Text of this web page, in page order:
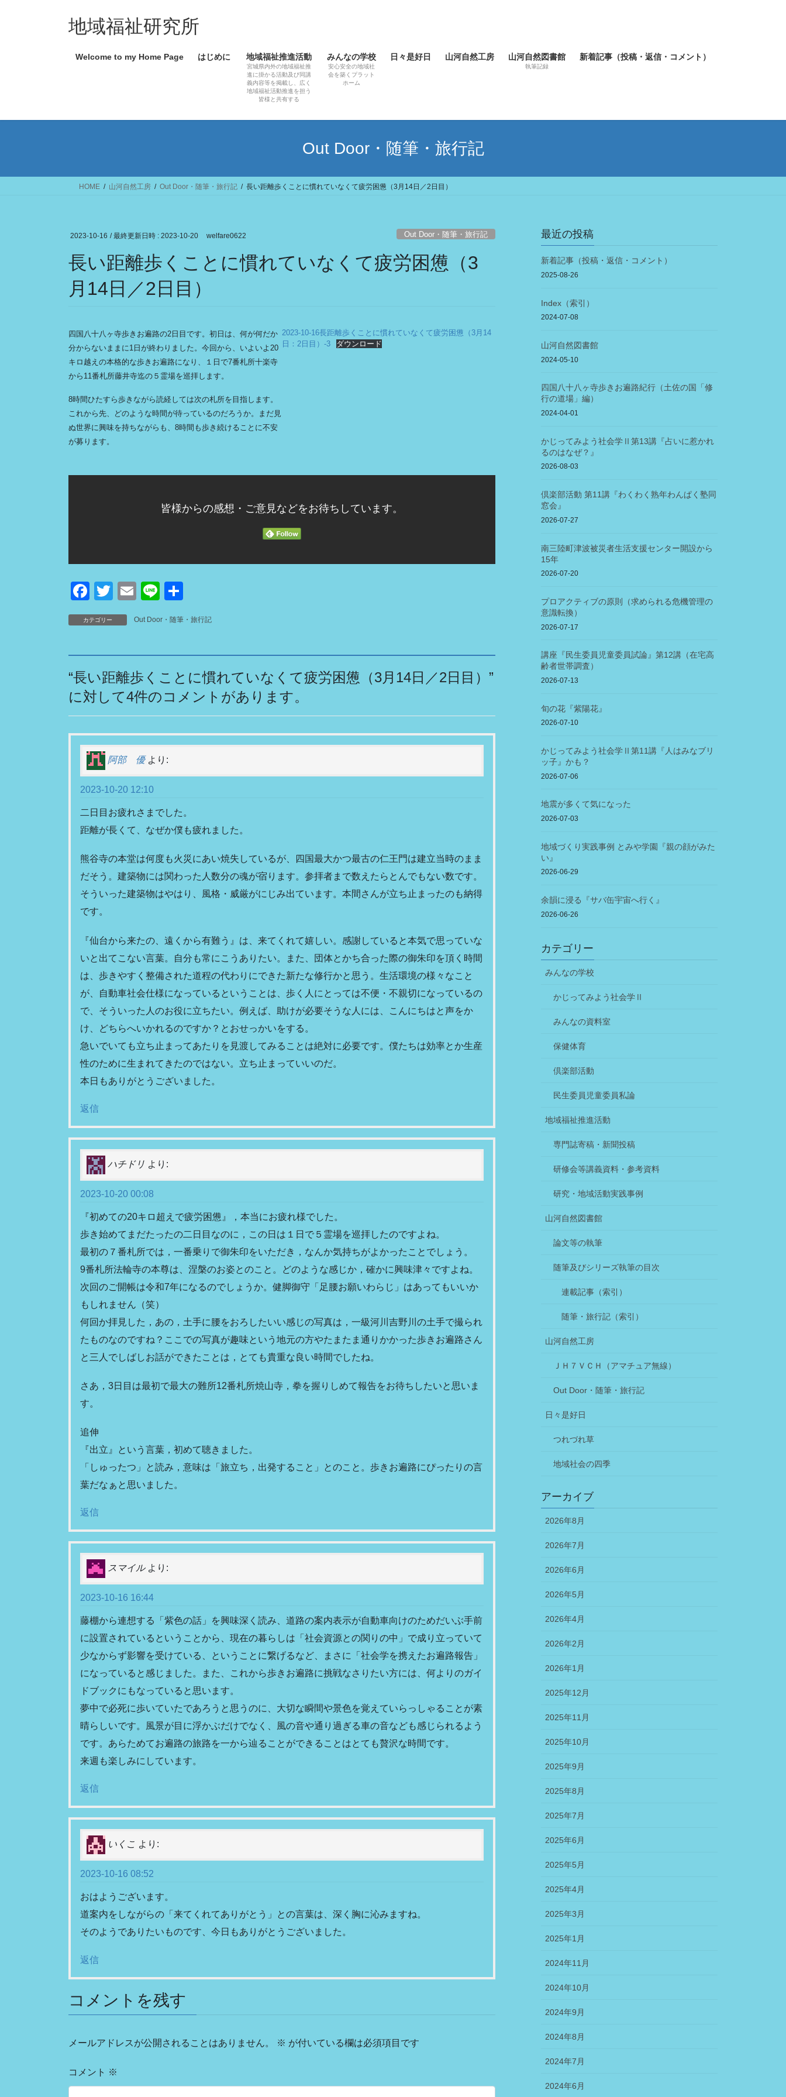
ッ
移
地域福祉研究所
Welcome to my Home Page はじめに 地域福祉推進活動
宮城県内外の地域福祉推
進に掛かる活動及び同講
義内容等を掲載し、広く
地域福祉活動推進を担う
皆様と共有する
みんなの学校
安心安全の地域社
会を築くプラット
ホーム
日々是好日 山河自然工房 山河自然図書館
執筆記録
新着記事（投稿・返信・コメント）
Out Door・随筆・旅行記
HOME 山河自然工房 Out Door・随筆・旅行記 長い距離歩くことに慣れていなくて疲労困憊（3月14日／2日目）
2023-10-16 / 最終更新日時 : 2023-10-20 welfare0622 Out Door・随筆・旅行記
長い距離歩くことに慣れていなくて疲労困憊（3
月14日／2日目）
四国八十八ヶ寺歩きお遍路の2日目です。初日は、何が何だか
分からないままに1日が終わりました。今回から、いよいよ20
キロ越えの本格的な歩きお遍路になり、１日で7番札所十楽寺
から11番札所藤井寺迄の５霊場を巡拝します。
8時間ひたすら歩きながら読経しては次の札所を目指します。
これから先、どのような時間が待っているのだろうか。まだ見
ぬ世界に興味を持ちながらも、8時間も歩き続けることに不安
が募ります。
2023-10-16長距離歩くことに慣れていなくて疲労困憊（3月14
日：2日目）-3
ダウンロード
皆様からの感想・ご意見などをお待ちしています。
F
a
c
o
o
k
T
wi
tt
E
ail
Li
e
カテゴリー Out Door・随筆・旅行記
“長い距離歩くことに慣れていなくて疲労困憊（3月14日／2日目） ”
に対して4件のコメントがあります。
阿部 優 より:
2023-10-20 12:10
二日目お疲れさまでした。
距離が長くて、なぜか僕も疲れました。
熊谷寺の本堂は何度も火災にあい焼失しているが、四国最大かつ最古の仁王門は建立当時のまま
だそう。建築物には関わった人数分の魂が宿ります。参拝者まで数えたらとんでもない数です。
そういった建築物はやはり、風格・威厳がにじみ出ています。本間さんが立ち止まったのも納得
です。
『仙台から来たの、遠くから有難う』は、来てくれて嬉しい。感謝していると本気で思っていな
いと出てこない言葉。自分も常にこうありたい。また、団体とかち合った際の御朱印を頂く時間
は、歩きやすく整備された道程の代わりにできた新たな修行かと思う。生活環境の様々なこと
が、自動車社会仕様になっているということは、歩く人にとっては不便・不親切になっているの
で、そういった人のお役に立ちたい。例えば、助けが必要そうな人には、こんにちはと声をか
け、どちらへいかれるのですか？とおせっかいをする。
急いでいても立ち止まってあたりを見渡してみることは絶対に必要です。僕たちは効率とか生産
性のために生まれてきたのではない。立ち止まっていいのだ。
本日もありがとうございました。
返信
ハチドリ より:
2023-10-20 00:08
『初めての20キロ超えで疲労困憊』，本当にお疲れ様でした。
歩き始めてまだたったの二日目なのに，この日は１日で５霊場を巡拝したのですよね。
最初の７番札所では，一番乗りで御朱印をいただき，なんか気持ちがよかったことでしょう。
9番札所法輪寺の本尊は、涅槃のお姿とのこと。どのような感じか，確かに興味津々ですよね。
次回のご開帳は令和7年になるのでしょうか。健脚御守「足腰お願いわらじ」はあってもいいか
もしれません（笑）
何回か拝見した，あの，土手に腰をおろしたいい感じの写真は，一級河川吉野川の土手で撮られ
たものなのですね？ここでの写真が趣味という地元の方やたまたま通りかかった歩きお遍路さん
と三人でしばしお話ができたことは，とても貴重な良い時間でしたね。
さあ，3日目は最初で最大の難所12番札所焼山寺，拳を握りしめて報告をお待ちしたいと思いま
す。
追伸
『出立』という言葉，初めて聴きました。
「しゅったつ」と読み，意味は「旅立ち，出発すること」とのこと。歩きお遍路にぴったりの言
葉だなぁと思いました。
返信
スマイル より:
2023-10-16 16:44
藤棚から連想する「紫色の話」を興味深く読み、道路の案内表示が自動車向けのためだいぶ手前
に設置されているということから、現在の暮らしは「社会資源との関りの中」で成り立っていて
少なからず影響を受けている、ということに繋げるなど、まさに「社会学を携えたお遍路報告」
になっていると感じました。また、これから歩きお遍路に挑戦なさりたい方には、何よりのガイ
ドブックにもなっていると思います。
夢中で必死に歩いていたであろうと思うのに、大切な瞬間や景色を覚えていらっしゃることが素
晴らしいです。風景が目に浮かぶだけでなく、風の音や通り過ぎる車の音なども感じられるよう
です。あらためてお遍路の旅路を一から辿ることができることはとても贅沢な時間です。
来週も楽しみにしています。
返信
いくこ より:
2023-10-16 08:52
おはようございます。
道案内をしながらの「来てくれてありがとう」との言葉は、深く胸に沁みますね。
そのようでありたいものです、今日もありがとうございました。
返信
コメントを残す
メールアドレスが公開されることはありません。 ※ が付いている欄は必須項目です
コメント ※
最近の投稿
新着記事（投稿・返信・コメント）
2025-08-26
Index（索引）
2024-07-08
山河自然図書館
2024-05-10
四国八十八ヶ寺歩きお遍路紀行（土佐の国「修
行の道場」編）
2024-04-01
かじってみよう社会学Ⅱ第13講『占いに惹かれ
るのはなぜ？』
2026-08-03
倶楽部活動 第11講『わくわく熟年わんぱく塾同
窓会』
2026-07-27
南三陸町津波被災者生活支援センター開設から
15年
2026-07-20
プロアクティブの原則（求められる危機管理の
意識転換）
2026-07-17
講座『民生委員児童委員試論』第12講（在宅高
齢者世帯調査）
2026-07-13
旬の花『紫陽花』
2026-07-10
かじってみよう社会学Ⅱ第11講『人はみなブリ
ッ子』かも？
2026-07-06
地震が多くて気になった
2026-07-03
地域づくり実践事例 とみや学園『親の顔がみた
い』
2026-06-29
余韻に浸る『サバ缶宇宙へ行く』
2026-06-26
カテゴリー
みんなの学校
かじってみよう社会学Ⅱ
みんなの資料室
保健体育
倶楽部活動
民生委員児童委員私論
地域福祉推進活動
専門誌寄稿・新聞投稿
研修会等講義資料・参考資料
研究・地域活動実践事例
山河自然図書館
論文等の執筆
随筆及びシリーズ執筆の目次
連載記事（索引）
随筆・旅行記（索引）
山河自然工房
ＪＨ７ＶＣＨ（アマチュア無線）
Out Door・随筆・旅行記
日々是好日
つれづれ草
地域社会の四季
アーカイブ
2026年8月
2026年7月
2026年6月
2026年5月
2026年4月
2026年2月
2026年1月
2025年12月
2025年11月
2025年10月
2025年9月
2025年8月
2025年7月
2025年6月
2025年5月
2025年4月
2025年3月
2025年1月
2024年11月
2024年10月
2024年9月
2024年8月
2024年7月
2024年6月